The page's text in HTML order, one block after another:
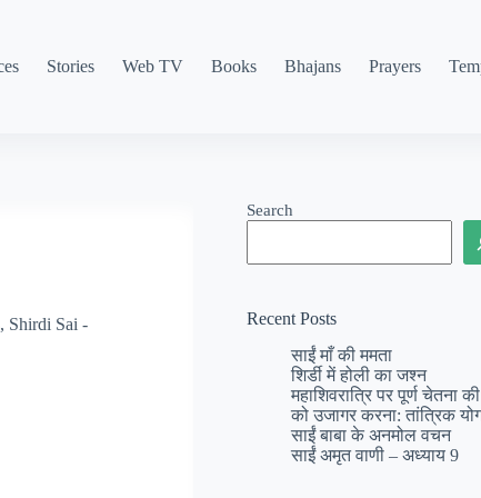
Stories Web TV Books Bhajans Prayers
, Shirdi Sai -
Search
Recent Posts
साईं माँ की ममता
शिर्डी में होली का जश्न
महाशिवरात्रि पर पूर्ण चेतना
को उजागर करना: तांत्रिक
साईं बाबा के अनमोल वचन
साईं अमृत वाणी – अध्याय 9